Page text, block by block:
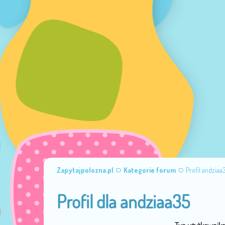
Zapytajpolozna.pl Kategorie forum Profil
Profil dla andziaa35